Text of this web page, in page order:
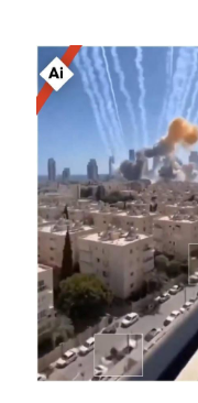
Image